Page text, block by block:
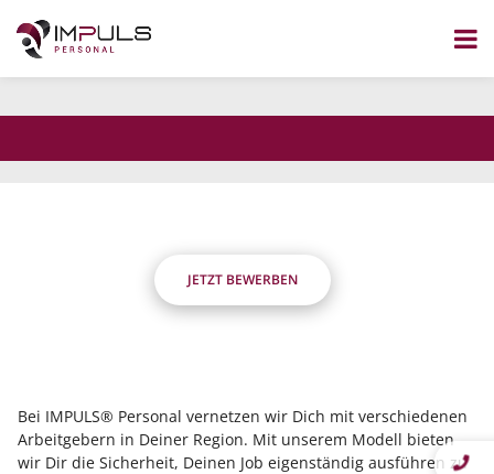
Inhalt
dass Du flexibel bist?
Wir nicht.
JETZT BEWERBEN
Bei IMPULS® Personal vernetzen wir Dich mit verschiedenen
Arbeitgebern in Deiner Region. Mit unserem Modell bieten
wir Dir die Sicherheit, Deinen Job eigenständig ausführen zu